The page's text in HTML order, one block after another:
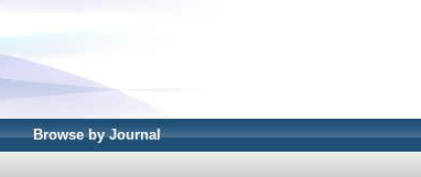
Browse by Journal